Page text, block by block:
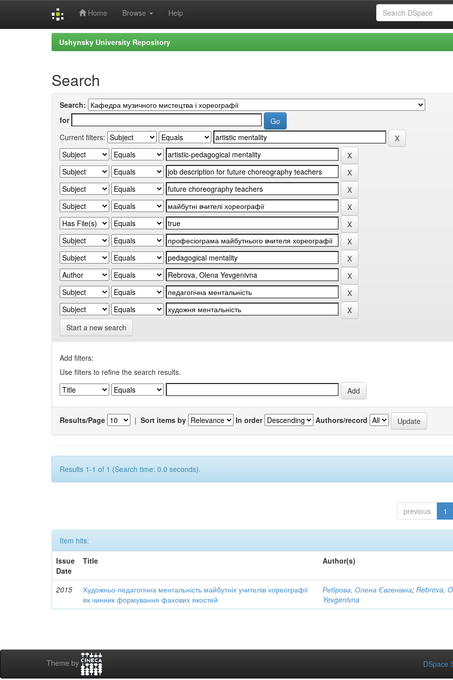
Home Browse Help
Ushynsky University Repository
Search
Search:
for
Current filters:
Start a new search
Add filters:
Use filters to refine the search results.
Results/Page | Sort items by In order Authors/record
Results 1-1 of 1 (Search time: 0.0 seconds).
previous 1
Item hits:
Issue
Date
Title Author(s)
2015
Художньо-педагогічна ментальність майбутніх учителів хореографії
як чинник формування фахових якостей
Реброва, Олена Євгенівна;Rebrova,
Yevgenivna
Theme by DSpace